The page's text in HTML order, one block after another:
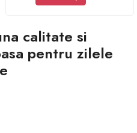
calitate si
pentru zilele